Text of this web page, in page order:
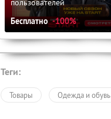
пользователей
Бесплатно -100%
Теги:
Товары Одежда и обувь